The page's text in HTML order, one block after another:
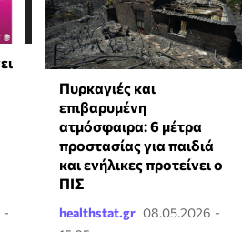
-
Πυρκαγιές και
επιβαρυμένη
ατμόσφαιρα: 6 μέτρα
προστασίας για παιδιά
και ενήλικες προτείνει ο
ΠΙΣ
healthstat.gr 08.05.2026 -